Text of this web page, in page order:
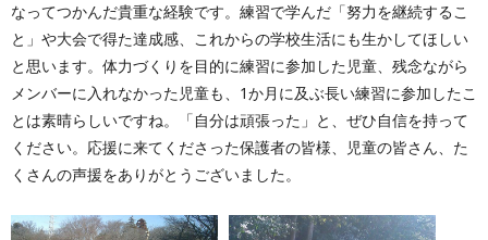
なってつかんだ貴重な経験です。練習で学んだ「努力を継続するこ
と」や大会で得た達成感、これからの学校生活にも生かしてほしい
と思います。体力づくりを目的に練習に参加した児童、残念ながら
メンバーに入れなかった児童も、1か月に及ぶ長い練習に参加したこ
とは素晴らしいですね。「自分は頑張った」と、ぜひ自信を持って
ください。応援に来てくださった保護者の皆様、児童の皆さん、た
くさんの声援をありがとうございました。